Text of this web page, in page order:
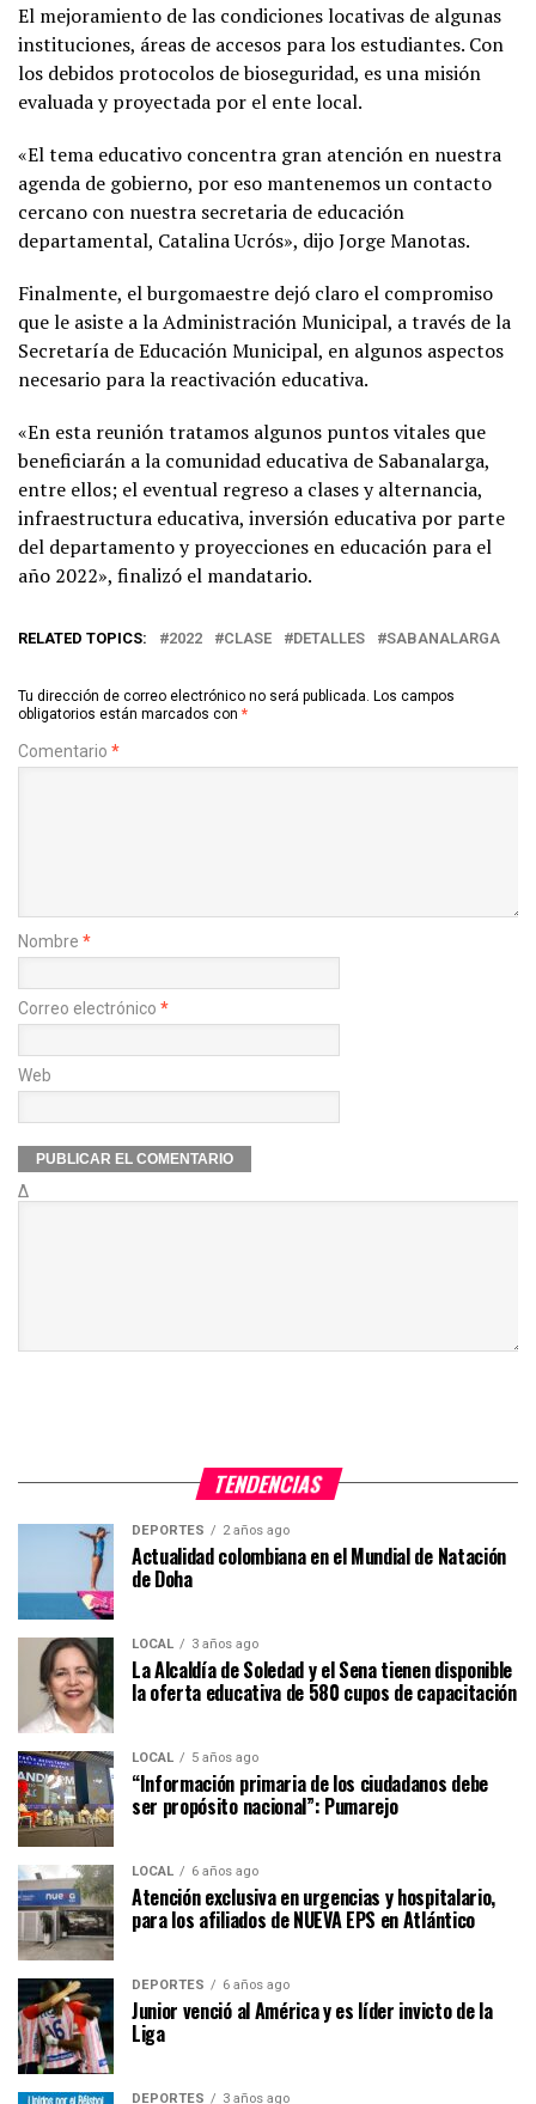
El mejoramiento de las condiciones locativas de algunas
instituciones, áreas de accesos para los estudiantes. Con
los debidos protocolos de bioseguridad, es una misión
evaluada y proyectada por el ente local.
«El tema educativo concentra gran atención en nuestra
agenda de gobierno, por eso mantenemos un contacto
cercano con nuestra secretaria de educación
departamental, Catalina Ucrós», dijo Jorge Manotas.
Finalmente, el burgomaestre dejó claro el compromiso
que le asiste a la Administración Municipal, a través de la
Secretaría de Educación Municipal, en algunos aspectos
necesario para la reactivación educativa.
«En esta reunión tratamos algunos puntos vitales que
beneficiarán a la comunidad educativa de Sabanalarga,
entre ellos; el eventual regreso a clases y alternancia,
infraestructura educativa, inversión educativa por parte
del departamento y proyecciones en educación para el
año 2022», finalizó el mandatario.
RELATED TOPICS: 2022 CLASE DETALLES SABANALARGA
Tu dirección de correo electrónico no será publicada. Los campos
obligatorios están marcados con *
Comentario *
Nombre *
Correo electrónico *
Web
Δ
TENDENCIAS
DEPORTES 2 años ago
Actualidad colombiana en el Mundial de Natación
de Doha
LOCAL 3 años ago
La Alcaldía de Soledad y el Sena tienen disponible
la oferta educativa de 580 cupos de capacitación
LOCAL 5 años ago
“Información primaria de los ciudadanos debe
ser propósito nacional”: Pumarejo
LOCAL 6 años ago
Atención exclusiva en urgencias y hospitalario,
para los afiliados de NUEVA EPS en Atlántico
DEPORTES 6 años ago
Junior venció al América y es líder invicto de la
Liga
DEPORTES 3 años ago